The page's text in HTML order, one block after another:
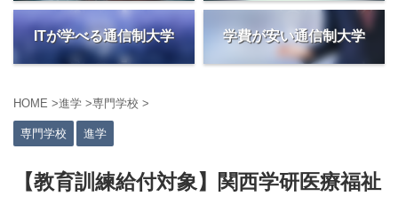
ITが学べる通信制大学 学費が安い通信制大学
HOME >進学 >専門学校 >
専門学校 進学
【教育訓練給付対象】関西学研医療福祉